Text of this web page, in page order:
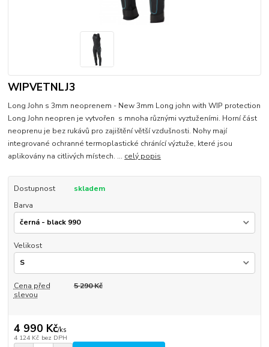
WIPVETNLJ3
Long John s 3mm neoprenem - New 3mm Long john with WIP protection
Long John neopren je vytvořen s mnoha různými vyztuženími. Horní část
neoprenu je bez rukávů pro zajištění větší vzdušnosti. Nohy mají
integrované ochranné termoplastické chránící výztuže, které jsou
aplikovány na citlivých místech. ... celý popis
Dostupnost
skladem
Barva
Velikost
Cena před
slevou
5 290 Kč
4 990 Kč/ks
4 124 Kč bez DPH